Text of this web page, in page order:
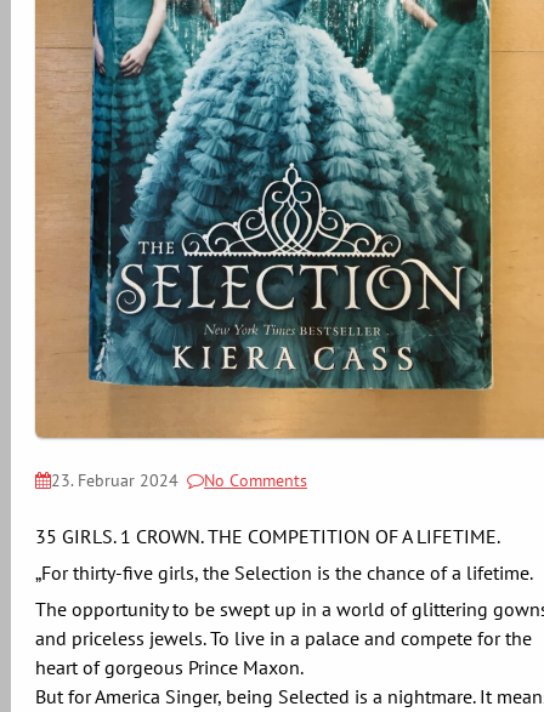
23. Februar 2024 No Comments
35 GIRLS. 1 CROWN. THE COMPETITION OF A LIFETIME.
„For thirty-five girls, the Selection is the chance of a lifetime.
The opportunity to be swept up in a world of glittering
and priceless jewels. To live in a palace and compete for the
heart of gorgeous Prince Maxon.
But for America Singer, being Selected is a nightmare. It